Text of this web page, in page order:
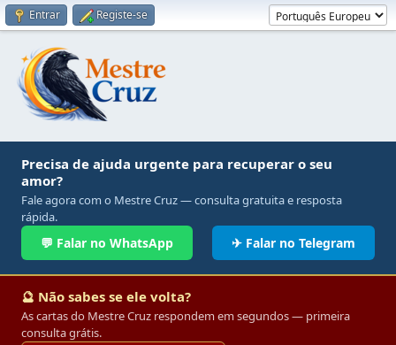
Entrar Registe-se
Precisa de ajuda urgente para recuperar o seu
amor?
Fale agora com o Mestre Cruz — consulta gratuita e resposta
rápida.
💬 Falar no WhatsApp ✈ Falar no Telegram
🔮 Não sabes se ele volta?
As cartas do Mestre Cruz respondem em segundos — primeira
consulta grátis.